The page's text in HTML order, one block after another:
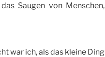
Saugen von Menschen,
war ich, als das kleine Ding